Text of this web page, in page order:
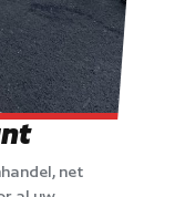
net